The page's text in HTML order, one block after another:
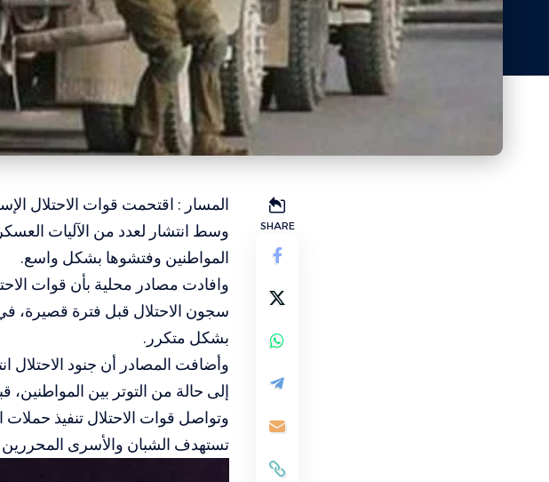
SHARE
المسار : اقتحمت قوات الاحتلال
وسط انتشار لعدد من الآليات
المواطنين وفتشوها بشكل واسع.
وافادت مصادر محلية بأن قوات
سجون الاحتلال قبل فترة قصيرة،
بشكل متكرر.
وأضافت المصادر أن جنود الاحتلال
إلى حالة من التوتر بين المواطنين،
وتواصل قوات الاحتلال تنفيذ
تستهدف الشبان والأسرى